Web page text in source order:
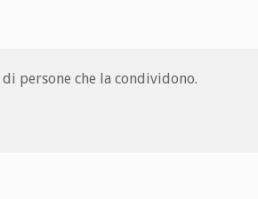
persone che la condividono.